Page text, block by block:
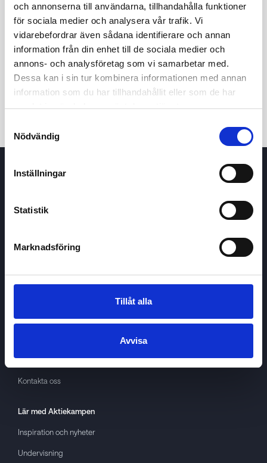
och annonserna till användarna, tillhandahålla funktioner
för sociala medier och analysera vår trafik. Vi
vidarebefordrar även sådana identifierare och annan
information från din enhet till de sociala medier och
annons- och analysföretag som vi samarbetar med.
Dessa kan i sin tur kombinera informationen med annan
information som du har tillhandahållit eller som de har
samlat in när du har använt deras tjänster.
Nödvändig
Inställningar
Statistik
Marknadsföring
Tillåt alla
Avvisa
24t 7d 1m 3m 1å 5å
Köp / Sälj
OmAktiekampen
About cookies
GDPR
Kontakta oss
Lär med Aktiekampen
Inspiration och nyheter
Undervisning